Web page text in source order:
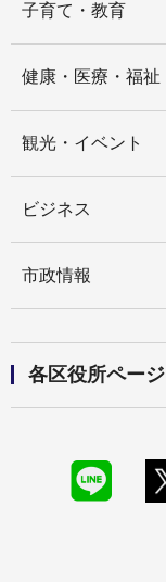
子育て・教育
健康・医療・福祉
観光・イベント
ビジネス
市政情報
各区役所ページ